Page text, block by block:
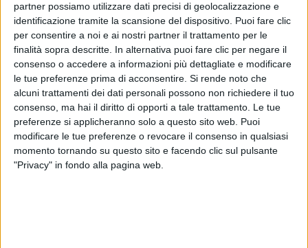
partner possiamo utilizzare dati precisi di geolocalizzazione e
identificazione tramite la scansione del dispositivo. Puoi fare clic
per consentire a noi e ai nostri partner il trattamento per le
finalità sopra descritte. In alternativa puoi fare clic per negare il
consenso o accedere a informazioni più dettagliate e modificare
le tue preferenze prima di acconsentire. Si rende noto che
alcuni trattamenti dei dati personali possono non richiedere il tuo
consenso, ma hai il diritto di opporti a tale trattamento. Le tue
preferenze si applicheranno solo a questo sito web. Puoi
modificare le tue preferenze o revocare il consenso in qualsiasi
momento tornando su questo sito e facendo clic sul pulsante
"Privacy" in fondo alla pagina web.
Laura Pausini: su Radio Italia arriva il nuovo
singolo “Ciao”
Il brano, scritto con Sam Smith, esce venerdì 27
settembre, anche nella versione spagnola “Chao”
diSimone Bernardi